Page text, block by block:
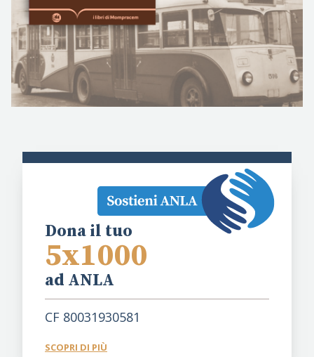
Dona il tuo
5x1000
ad ANLA
CF 80031930581
SCOPRI DI PIÙ